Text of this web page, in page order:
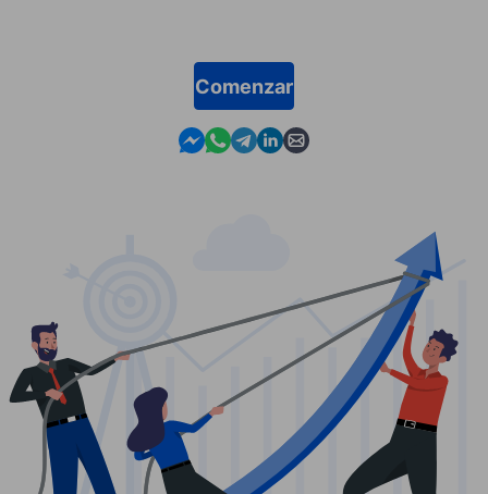
Comenzar
Contact us in Messenger
Contact us in WhatsApp
Contact us in Telegram
Contact us in Linkedin
Contact us by email